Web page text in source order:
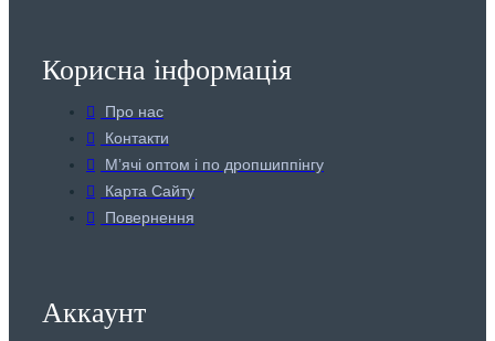
Корисна інформація
Про нас
Контакти
Мʼячі оптом і по дропшиппінгу
Карта Сайту
Повернення
Аккаунт